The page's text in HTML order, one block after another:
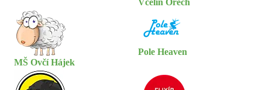
Včelín Ořech
MŠ Ovčí Hájek
Pole Heaven